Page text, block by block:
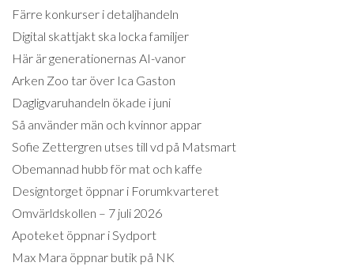
Färre konkurser i detaljhandeln
Digital skattjakt ska locka familjer
Här är generationernas AI-vanor
Arken Zoo tar över Ica Gaston
Dagligvaruhandeln ökade i juni
Så använder män och kvinnor appar
Sofie Zettergren utses till vd på Matsmart
Obemannad hubb för mat och kaffe
Designtorget öppnar i Forumkvarteret
Omvärldskollen – 7 juli 2026
Apoteket öppnar i Sydport
Max Mara öppnar butik på NK